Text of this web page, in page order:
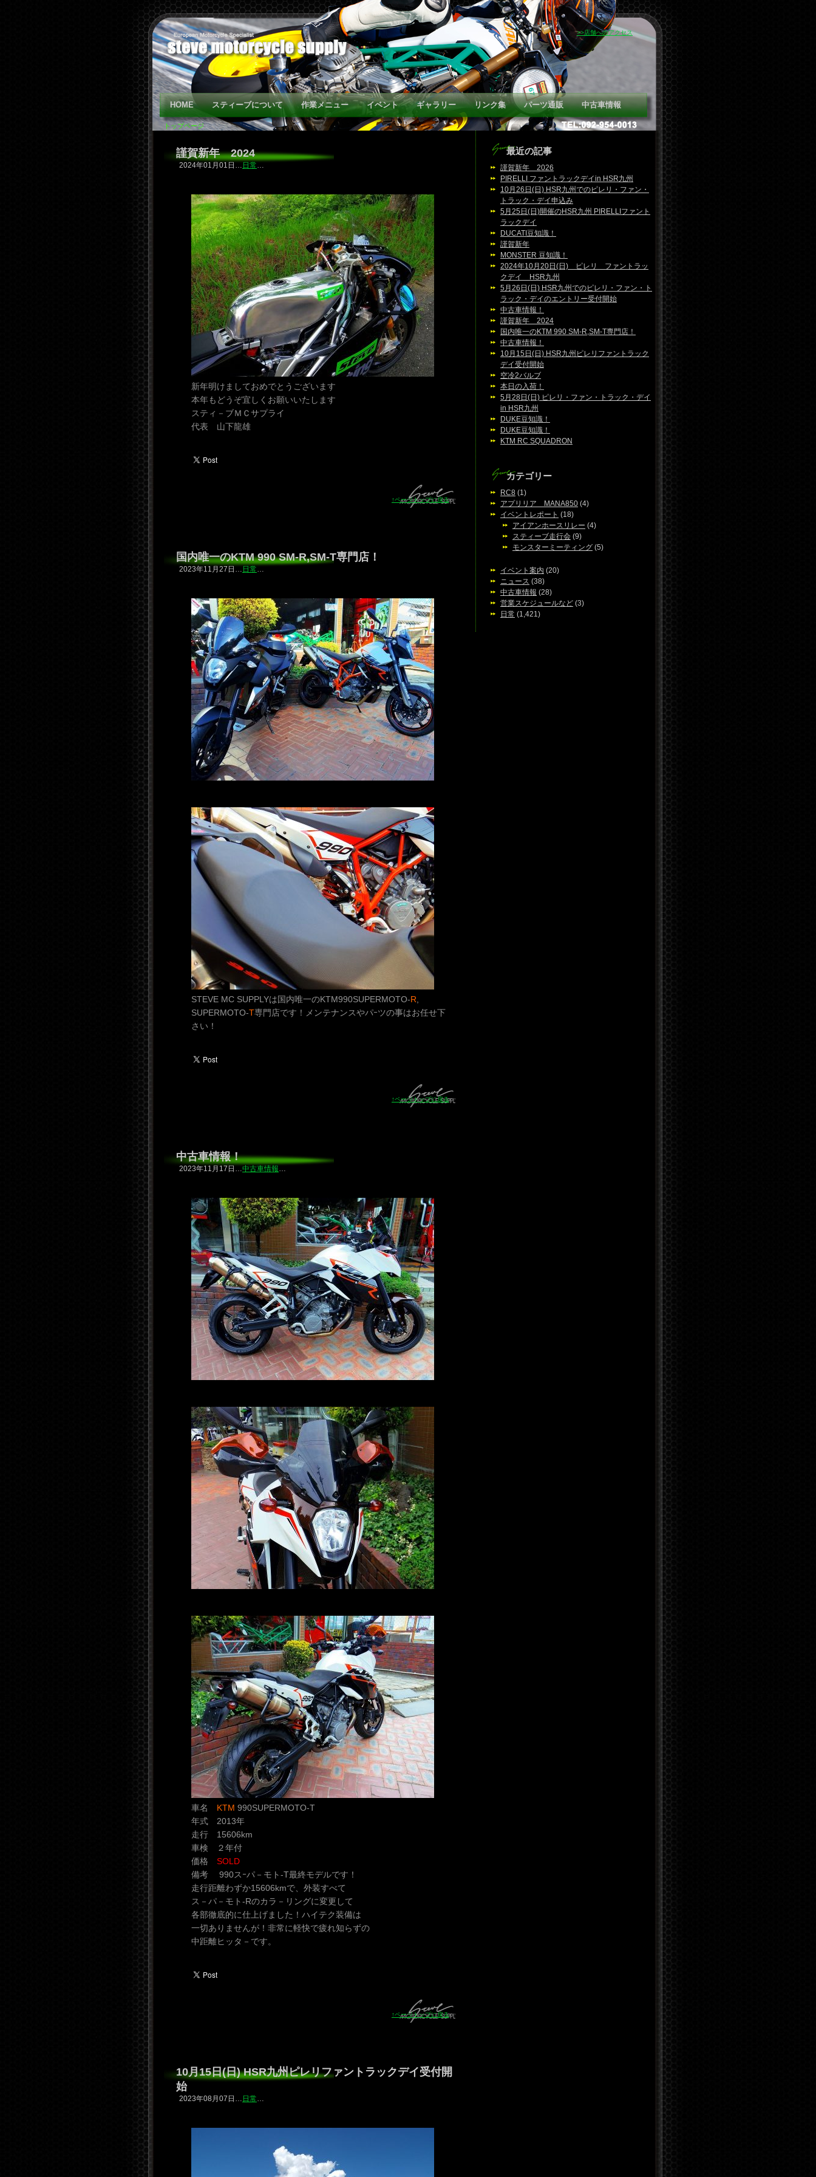
>>店舗へのアクセス
HOME スティーブについて 作業メニュー イベント ギャラリー リンク集 パーツ通販 中古車情報
トップページ
謹賀新年 2024
2024年01月01日… 日常…
新年明けましておめでとうございます
本年もどうぞ宜しくお願いいたします
スティ－ブＭＣサプライ
代表 山下龍雄
↑ページトップに戻る
国内唯一のKTM 990 SM-R,SM-T専門店！
2023年11月27日… 日常…
STEVE MC SUPPLYは国内唯一のKTM990SUPERMOTO-R
SUPERMOTO-T専門店です！メンテナンスやパｰツの事はお任せ下
さい！
↑ページトップに戻る
中古車情報！
2023年11月17日…中古車情報…
車名 KTM 990SUPERMOTO-T
年式 2013年
走行 15606km
車検 ２年付
価格 SOLD
備考 990スｰパ－モト-T最終モデルです！
走行距離わずか15606kmで、外装すべて
ス－パ－モト-Rのカラ－リングに変更して
各部徹底的に仕上げました！ハイテク装備は
一切ありませんが！非常に軽快で疲れ知らずの
中距離ヒッタ－です。
↑ページトップに戻る
10月15日(日) HSR九州ピレリファントラックデイ受付開
始
2023年08月07日… 日常…
最近の記事
謹賀新年 2026
PIRELLI ファントラックデイin HSR九州
10月26日(日) HSR九州でのピレリ・ファン・
トラック・デイ申込み
5月25日(日)開催のHSR九州 PIRELLIファント
ラックデイ
DUCATI豆知識！
謹賀新年
MONSTER 豆知識！
2024年10月20日(日) ピレリ ファントラッ
クデイ HSR九州
5月26日(日) HSR九州でのピレリ・ファン・ト
ラック・デイのエントリー受付開始
中古車情報！
謹賀新年 2024
国内唯一のKTM 990 SM-R,SM-T専門店！
中古車情報！
10月15日(日) HSR九州ピレリファントラック
デイ受付開始
空冷2バルブ
本日の入荷！
5月28日(日) ピレリ・ファン・トラック・デイ
in HSR九州
DUKE豆知識！
DUKE豆知識！
KTM RC SQUADRON
カテゴリー
RC8 (1)
アプリリア MANA850 (4)
イベントレポート (18)
アイアンホースリレー (4)
スティーブ走行会 (9)
モンスターミーティング (5)
イベント案内 (20)
ニュース (38)
中古車情報 (28)
営業スケジュールなど (3)
日常 (1,421)